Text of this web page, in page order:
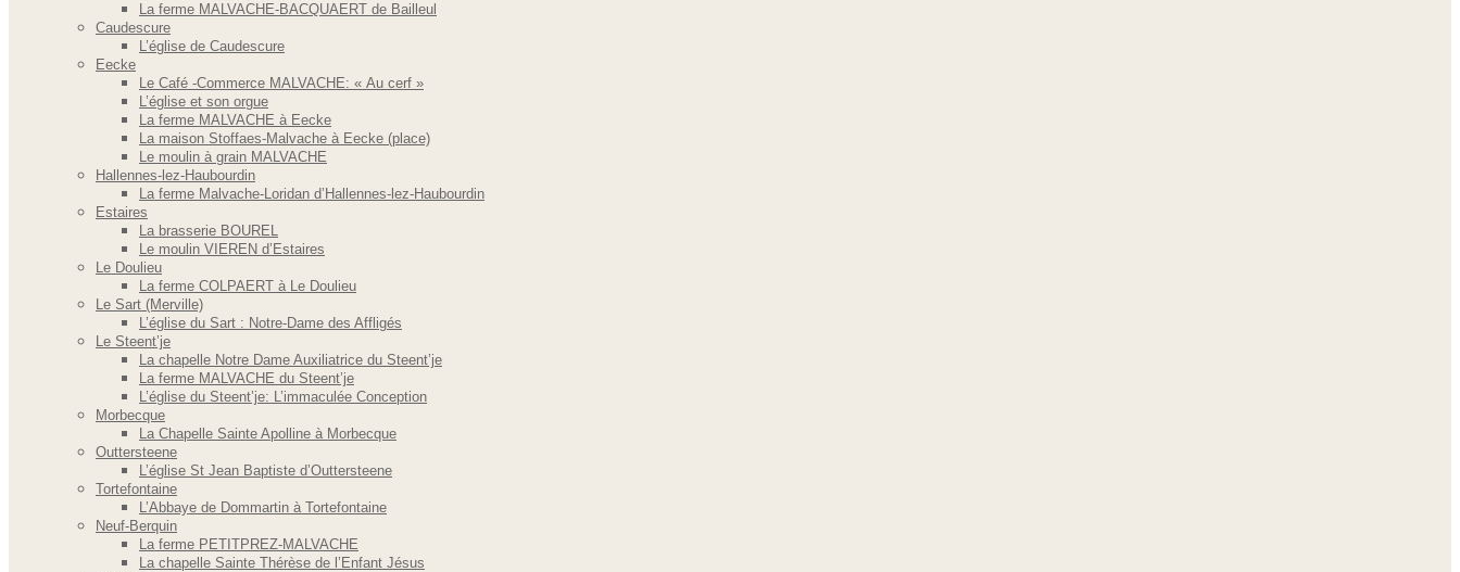
La ferme MALVACHE-BACQUAERT de Bailleul
Caudescure
L’église de Caudescure
Eecke
Le Café -Commerce MALVACHE: « Au cerf »
L’église et son orgue
La ferme MALVACHE à Eecke
La maison Stoffaes-Malvache à Eecke (place)
Le moulin à grain MALVACHE
Hallennes-lez-Haubourdin
La ferme Malvache-Loridan d’Hallennes-lez-Haubourdin
Estaires
La brasserie BOUREL
Le moulin VIEREN d’Estaires
Le Doulieu
La ferme COLPAERT à Le Doulieu
Le Sart (Merville)
L’église du Sart : Notre-Dame des Affligés
Le Steent’je
La chapelle Notre Dame Auxiliatrice du Steent’je
La ferme MALVACHE du Steent’je
L’église du Steent’je: L’immaculée Conception
Morbecque
La Chapelle Sainte Apolline à Morbecque
Outtersteene
L’église St Jean Baptiste d’Outtersteene
Tortefontaine
L’Abbaye de Dommartin à Tortefontaine
Neuf-Berquin
La ferme PETITPREZ-MALVACHE
La chapelle Sainte Thérèse de l’Enfant Jésus